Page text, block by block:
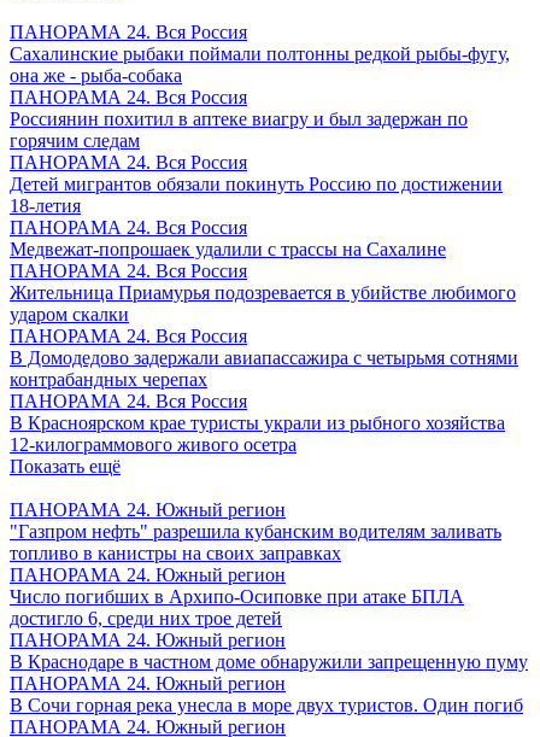
ПАНОРАМА 24. Вся Россия
Сахалинские рыбаки поймали полтонны редкой рыбы-фугу,
она же - рыба-собака
ПАНОРАМА 24. Вся Россия
Россиянин похитил в аптеке виагру и был задержан по
горячим следам
ПАНОРАМА 24. Вся Россия
Детей мигрантов обязали покинуть Россию по достижении
18-летия
ПАНОРАМА 24. Вся Россия
Медвежат-попрошаек удалили с трассы на Сахалине
ПАНОРАМА 24. Вся Россия
Жительница Приамурья подозревается в убийстве любимого
ударом скалки
ПАНОРАМА 24. Вся Россия
В Домодедово задержали авиапассажира с четырьмя сотнями
контрабандных черепах
ПАНОРАМА 24. Вся Россия
В Красноярском крае туристы украли из рыбного хозяйства
12-килограммового живого осетра
Показать ещё
ПАНОРАМА 24. Южный регион
"Газпром нефть" разрешила кубанским водителям заливать
топливо в канистры на своих заправках
ПАНОРАМА 24. Южный регион
Число погибших в Архипо-Осиповке при атаке БПЛА
достигло 6, среди них трое детей
ПАНОРАМА 24. Южный регион
В Краснодаре в частном доме обнаружили запрещенную пуму
ПАНОРАМА 24. Южный регион
В Сочи горная река унесла в море двух туристов. Один погиб
ПАНОРАМА 24. Южный регион